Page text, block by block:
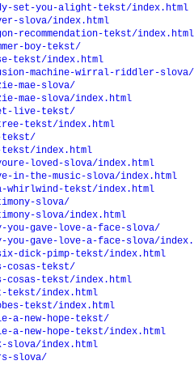
you-alight-tekst/index.html
slova/index.html
tekst/index.html
boy-tekst/
tekst/index.html
machine-wirral-riddler-slova/
mae-slova/
slova/index.html
live-tekst/
tekst/index.html
index.html
loved-slova/index.html
in-the-music-slova/index.html
tekst/index.html
slova/
slova/index.html
gave-love-a-face-slova/
gave-love-a-face-slova/
dick-pimp-tekst/index.html
cosas-tekst/
tekst/index.html
tekst/index.html
tekst/index.html
a-new-hope-tekst/
new-hope-tekst/index.html
index.html
slova/